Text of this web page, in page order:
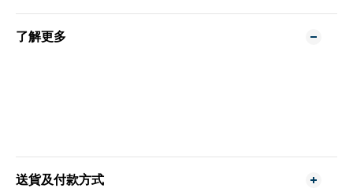
了解更多
送貨及付款方式